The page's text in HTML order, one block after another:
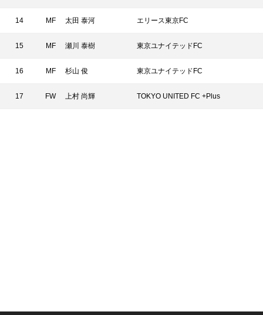
14 MF 太田 泰河 エリース東京FC
15 MF 瀬川 泰樹 東京ユナイテッドFC
16 MF 杉山 俊 東京ユナイテッドFC
17 FW 上村 尚輝 TOKYO UNITED FC +Plus